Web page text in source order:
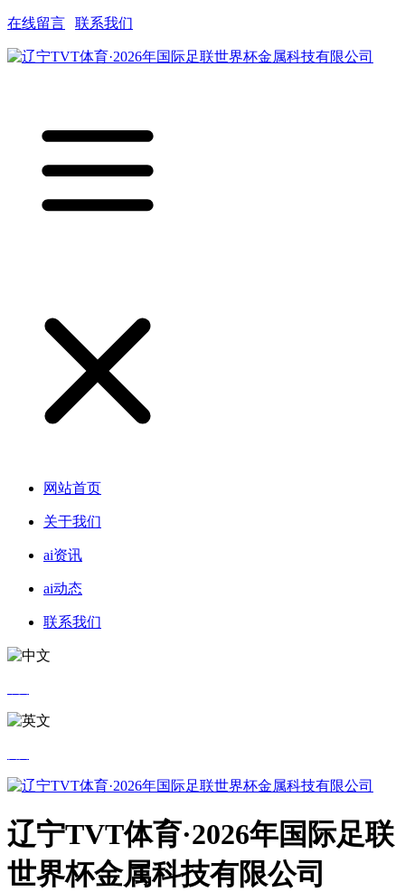
在线留言 联系我们
网站首页
关于我们
ai资讯
ai动态
联系我们
辽宁TVT体育·2026年国际足联
世界杯金属科技有限公司